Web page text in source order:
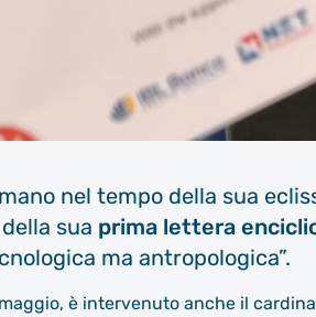
nel tempo della sua
sua prima lettera
ma antropologica”.
è intervenuto anche il